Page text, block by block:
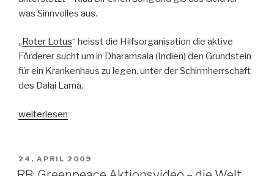
was Sinnvolles aus.
„ Roter Lotus“ heisst die Hilfsorganisation die aktive
Förderer sucht um in Dharamsala (Indien) den Grundstein
für ein Krankenhaus zu legen, unter der Schirmherrschaft
des Dalai Lama.
„Klaut
aus
dem
weiterlesen
VERÖFFENTLICHT
AM
24. APRIL 2009